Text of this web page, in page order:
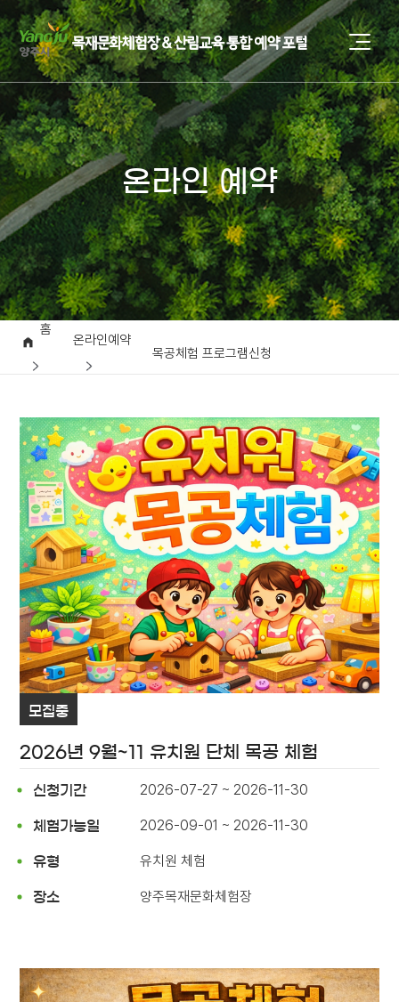
온라인 예약
홈
온라인예약
목공체험 프로그램신청
모집중
2026년 9월~11 유치원 단체 목공 체험
신청기간 2026-07-27 ~ 2026-11-30
체험가능일 2026-09-01 ~ 2026-11-30
유형 유치원 체험
장소 양주목재문화체험장